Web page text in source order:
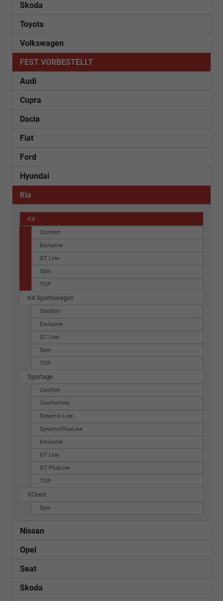
Skoda
Toyota
Volkswagen
FEST VORBESTELLT
Audi
Cupra
Dacia
Fiat
Ford
Hyundai
Kia
K4
Comfort
Exclusive
GT Line
Spin
TOP
K4 Sportswagon
Comfort
Exclusive
GT Line
Spin
TOP
Sportage
Comfort
Comfortline
Dynamic Line
DynamicPlusLine
Exclusive
GT Line
GT PlusLine
TOP
XCeed
Spin
Nissan
Opel
Seat
Skoda